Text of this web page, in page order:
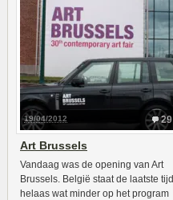
29
19/04/2012
Art Brussels
Vandaag was de opening van Art
Brussels. België staat de laatste tijd
helaas wat minder op het program